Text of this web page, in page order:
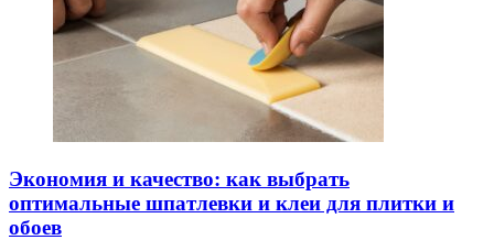
Экономия и качество: как выбрать
оптимальные шпатлевки и клеи для плитки и
обоев